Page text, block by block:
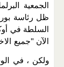
الجمعية
ظل رئاسة
السلطة في
الآن "جميع
ولكن ، في